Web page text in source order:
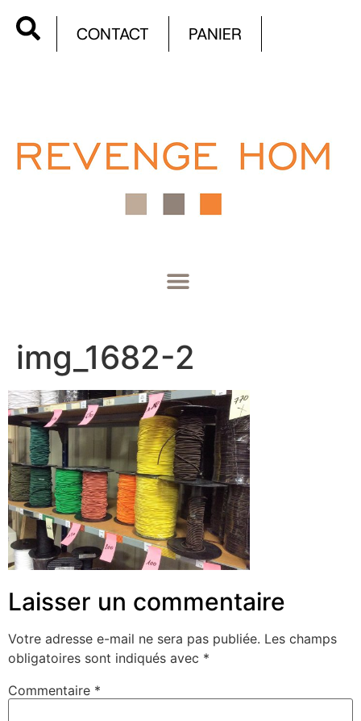
CONTACT PANIER
img_1682-2
Laisser un commentaire
Votre adresse e-mail ne sera pas publiée. Les champs
obligatoires sont indiqués avec *
Commentaire *